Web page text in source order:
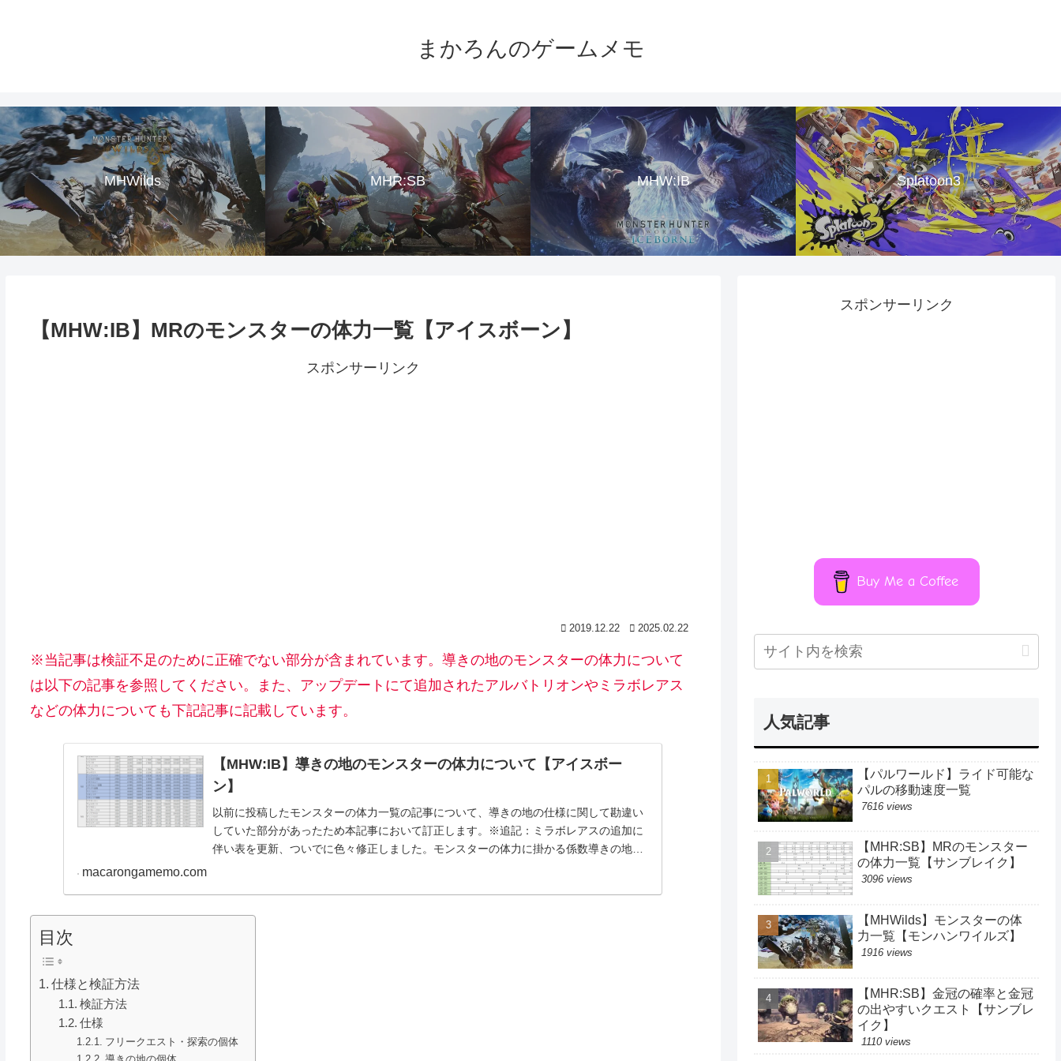
まかろんのゲームメモ
MHWilds MHR:SB MHW:IB Splatoon3
【MHW:IB】MRのモンスターの体力一覧【アイスボーン】
スポンサーリンク
2019.12.22 2025.02.22
※当記事は検証不足のために正確でない部分が含まれています。導きの地のモンスターの体力について
は以下の記事を参照してください。
また、アップデートにて追加されたアルバトリオンやミラボレアス
などの体力についても下記記事に記載しています。
【MHW:IB】導きの地のモンスターの体力について【アイスボー
ン】
以前に投稿したモンスターの体力一覧の記事について、導きの地の仕様に関して勘違い
していた部分があったため本記事において訂正します。※追記：ミラボレアスの追加に
伴い表を更新、ついでに色々修正しました。モンスターの体力に掛かる係数導きの地の
macarongamemo.com
目次
仕様と検証方法
検証方法
仕様
フリークエスト・探索の個体
スポンサーリンク
Buy Me a Coffee
人気記事
【パルワールド】ライド可能な
パルの移動速度一覧
7616 views
【MHR:SB】MRのモンスター
の体力一覧【サンブレイク】
3096 views
【MHWilds】モンスターの体
力一覧【モンハンワイルズ】
1916 views
【MHR:SB】金冠の確率と金冠
の出やすいクエスト【サンブレ
イク】
1110 views